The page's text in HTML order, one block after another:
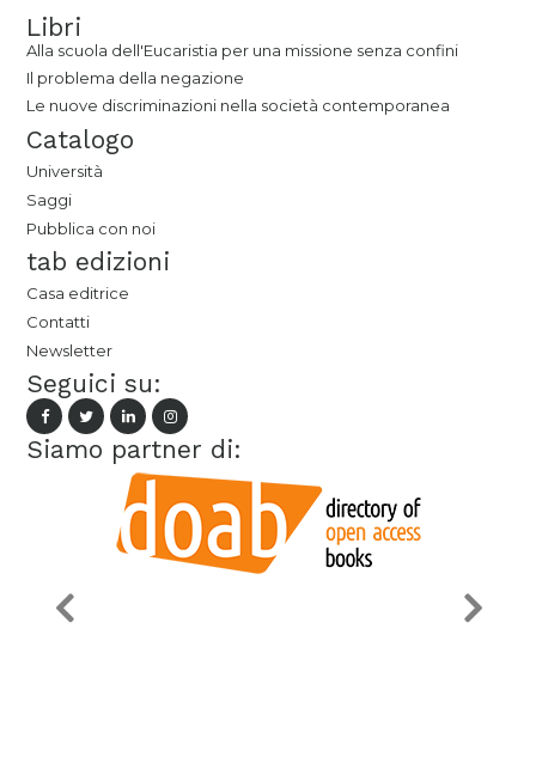
Libri
Alla scuola dell'Eucaristia per una missione senza confini
Il problema della negazione
Le nuove discriminazioni nella società contemporanea
Catalogo
Università
Saggi
Pubblica con noi
tab edizioni
Casa editrice
Contatti
Newsletter
Seguici su:
Siamo partner di: